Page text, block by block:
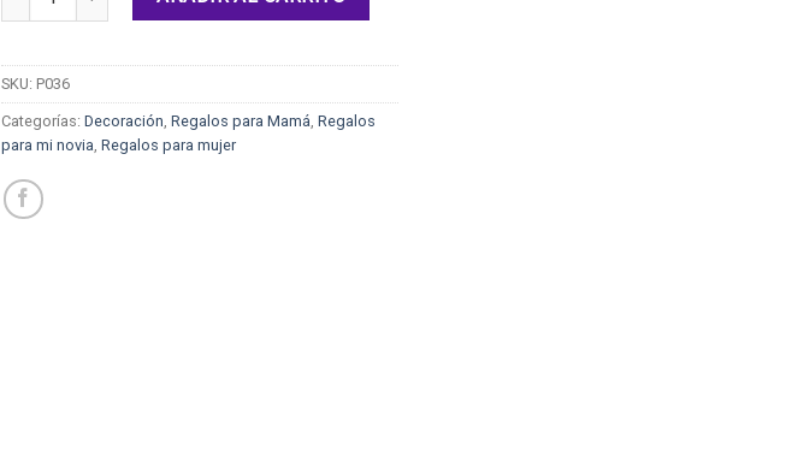
SKU: P036
Categorías: Decoración, Regalos para Mamá, Regalos
para mi novia, Regalos para mujer